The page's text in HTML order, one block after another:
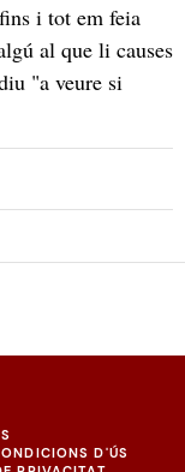
i tot em feia
al que li causes
"a veure si
D'ÚS